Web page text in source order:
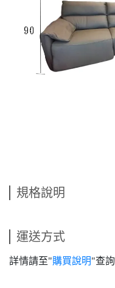
規格說明
運送方式
詳情請至"購買說明"查詢